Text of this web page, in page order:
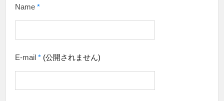
Name *
E-mail * (公開されません)